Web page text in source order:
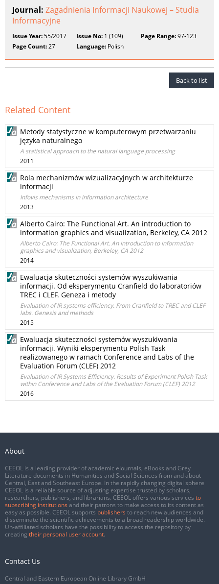
Journal: Zagadnienia Informacji Naukowej – Studia
Informacyjne
Issue Year:55/2017 Issue No: 1 (109) Page Range:97-123
Page Count:27 Language: Polish
Back to list
Related Content
Metody statystyczne w komputerowym przetwarzaniu
języka naturalnego
A statistical approach to the natural language processing
2011
Rola mechanizmów wizualizacyjnych w architekturze
informacji
Infovis mechanisms in information architecture
2013
Alberto Cairo: The Functional Art. An introduction to
information graphics and visualization, Berkeley, CA 2012
Alberto Cairo: The Functional Art. An introduction to information
graphics and visualization, Berkeley, CA 2012
2014
Ewaluacja skuteczności systemów wyszukiwania
informacji. Od eksperymentu Cranfield do laboratoriów
TREC i CLEF. Geneza i metody
Evaluation of IR systems efficiency. From Cranfield to TREC and CLEF
labs. Genesis and methods
2015
Ewaluacja skuteczności systemów wyszukiwania
informacji. Wyniki eksperymentu Polish Task
realizowanego w ramach Conference and Labs of the
Evaluation Forum (CLEF) 2012
Evaluation of IR Systems Efficiency. Results of Experiment Polish Task
within Conference and Labs of the Evaluation Forum (CLEF) 2012
2016
About
CEEOL is a leading provider of academic eJournals, eBooks and Grey
Literature documents in Humanities and Social Sciences from and about
Central, East and Southeast Europe. In the rapidly changing digital sphere
CEEOL is a reliable source of adjusting expertise trusted by scholars,
researchers, publishers, and librarians. CEEOL offers various services to
subscribing institutions and their patrons to make access to its content as
easy as possible. CEEOL supports publishers to reach new audiences and
disseminate the scientific achievements to a broad readership worldwide.
Un-affiliated scholars have the possibility to access the repository by
creating their personal user account.
Contact Us
Central and Eastern European Online Library GmbH